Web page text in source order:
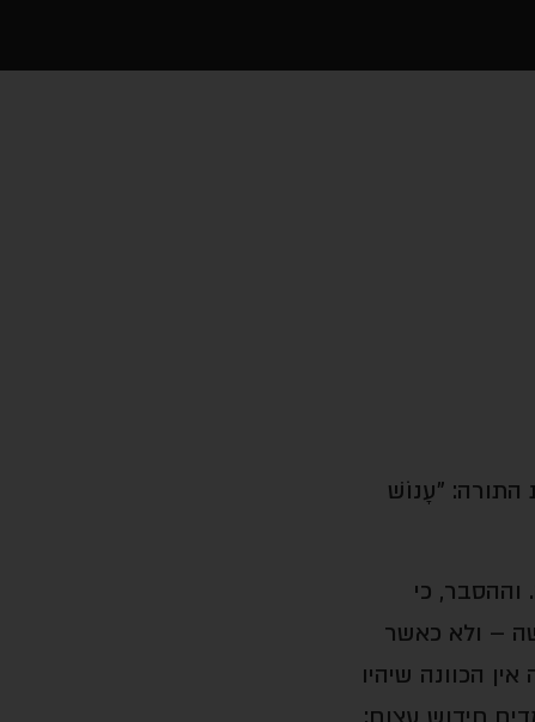
התורה: "עָנוֹשׁ
כי
– ולא כאשר
הכוונה שיהיו